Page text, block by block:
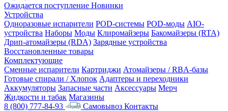
Ожидается поступление Новинки
Устройства
Одноразовые испарители POD-системы POD-моды AIO-
устройства Наборы Моды Клиромайзеры Бакомайзеры (RTA)
Дрип-атомайзеры (RDA) Зарядные устройства
Восстановленные товары
Комплектующие
Сменные испарители Картриджи Атомайзеры / RBA-базы
Готовые спирали / Хлопок Адаптеры и переходники
Аккумуляторы Запасные части Аксессуары Мерч
Жидкости и табак Магазины
8 (800) 777-84-93
Самовывоз Контакты